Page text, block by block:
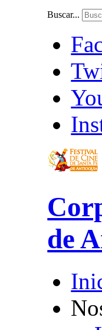
Buscar...
de